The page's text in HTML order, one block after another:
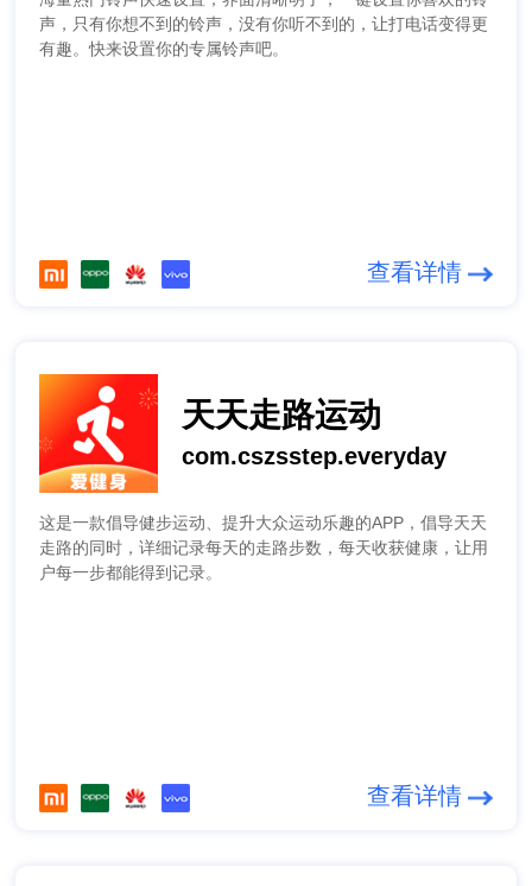
声，只有你想不到的铃声，没有你听不到的，让打电话变得更
有趣。快来设置你的专属铃声吧。
查看详情
天天走路运动
com.cszsstep.everyday
这是一款倡导健步运动、提升大众运动乐趣的APP，倡导天天
走路的同时，详细记录每天的走路步数，每天收获健康，让用
户每一步都能得到记录。
查看详情